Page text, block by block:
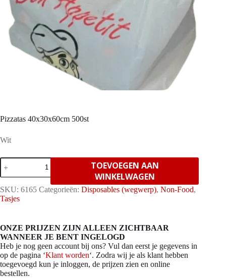
Pizzatas 40x30x60cm 500st
Wit
Pizzatas
40x30x60cm
500st
aantal
TOEVOEGEN AAN
WINKELWAGEN
SKU: 6165 Categorieën: Disposables (wegwerp), Non-Food,
Tasjes
ONZE PRIJZEN ZIJN ALLEEN ZICHTBAAR
WANNEER JE BENT INGELOGD
Heb je nog geen account bij ons? Vul dan eerst je gegevens in
op de pagina ‘Klant worden‘. Zodra wij je als klant hebben
toegevoegd kun je inloggen, de prijzen zien en online
bestellen.